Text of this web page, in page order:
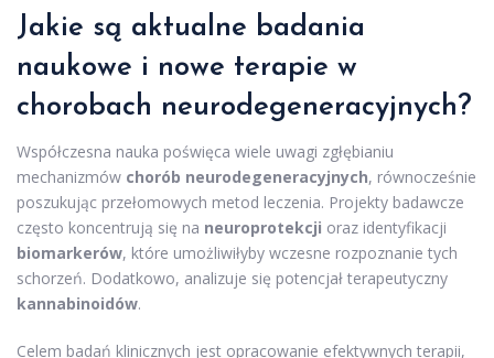
Jakie są aktualne badania
naukowe i nowe terapie w
chorobach neurodegeneracyjnych?
Współczesna nauka poświęca wiele uwagi zgłębianiu
mechanizmów chorób neurodegeneracyjnych, równocześnie
poszukując przełomowych metod leczenia. Projekty badawcze
często koncentrują się na neuroprotekcji oraz identyfikacji
biomarkerów, które umożliwiłyby wczesne rozpoznanie tych
schorzeń. Dodatkowo, analizuje się potencjał terapeutyczny
kannabinoidów.
Celem badań klinicznych jest opracowanie efektywnych terapii,